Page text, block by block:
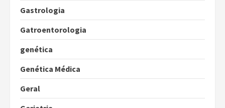
Gastrologia
Gatroentorologia
genética
Genética Médica
Geral